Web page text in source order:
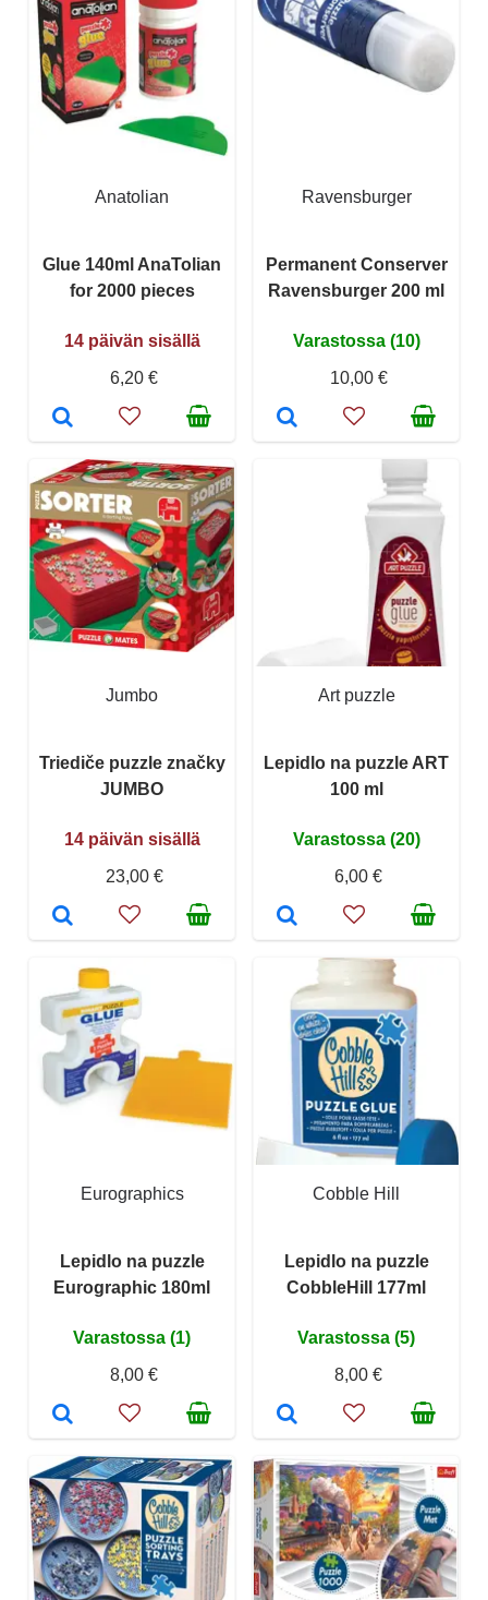
Anatolian
Glue 140ml AnaTolian
for 2000 pieces
14 päivän sisällä
6,20 €
Ravensburger
Permanent Conserver
Ravensburger 200 ml
Varastossa (10)
10,00 €
Jumbo
Triediče puzzle značky
JUMBO
14 päivän sisällä
23,00 €
Art puzzle
Lepidlo na puzzle ART
100 ml
Varastossa (20)
6,00 €
Eurographics
Lepidlo na puzzle
Eurographic 180ml
Varastossa (1)
8,00 €
Cobble Hill
Lepidlo na puzzle
CobbleHill 177ml
Varastossa (5)
8,00 €